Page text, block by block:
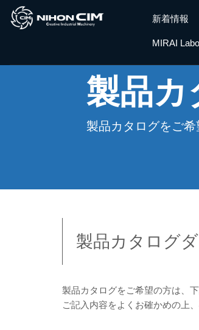
新着情報
MIRAI Labo
製品カ
製品カタログをご
製品カタログ
製品カタログをご希望の方は、
ご記入内容をよくお確かめの上